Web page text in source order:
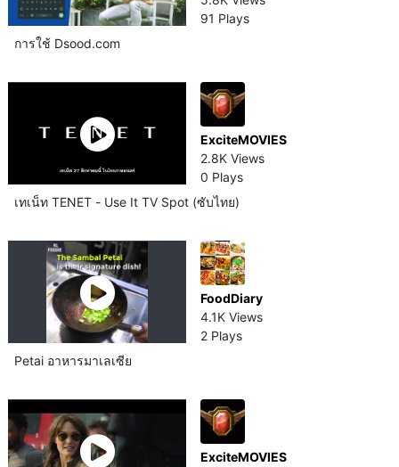
91 Plays
การใช้ Dsood.com
ExciteMOVIES
2.8K Views
0 Plays
เทเน็ท TENET - Use It TV Spot (ซับไทย)
FoodDiary
4.1K Views
2 Plays
Petai อาหารมาเลเซีย​
ExciteMOVIES